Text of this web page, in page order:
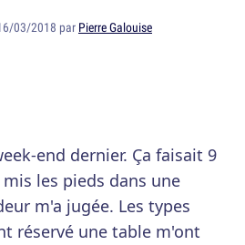
03/2018 par Pierre Galouise
end dernier. Ça faisait 9
les pieds dans une
m'a jugée. Les types
réservé une table m'ont